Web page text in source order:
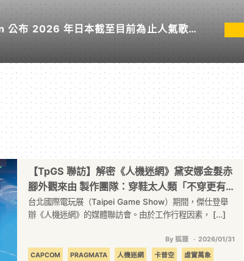
公布 2026 年日本截至目前為止人氣歌單
垠處歸航之星》入榜
【TpGS 聯訪】解密《人機迷網》黛安娜金髮赤
腳外觀來由 製作團隊：穿鞋太人類「不穿更有
辨識度」
台北國際電玩展（Taipei Game Show）期間，傑仕登舉
辦《人機迷網》的媒體聯訪會。由於工作行程因素， […]
By 狐狸
2026/01/31
CAPCOM
PRAGMATA 人機迷網 卡普空 虛實萬象